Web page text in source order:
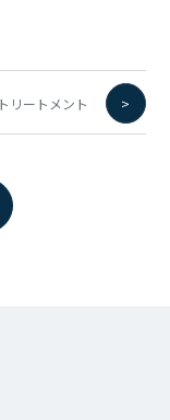
リートメント >